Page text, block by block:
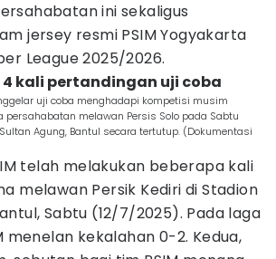
ini sekaligus
jersey resmi PSIM Yogyakarta
League 2025/2026.
4 kali pertandingan uji coba
uji coba menghadapi kompetisi musim
melawan Persis Solo pada Sabtu
Agung, Bantul secara tertutup. (Dokumentasi
telah melakukan beberapa kali
melawan Persik Kediri di Stadion
Sabtu (12/7/2025). Pada laga
menelan kekalahan 0-2. Kedua,